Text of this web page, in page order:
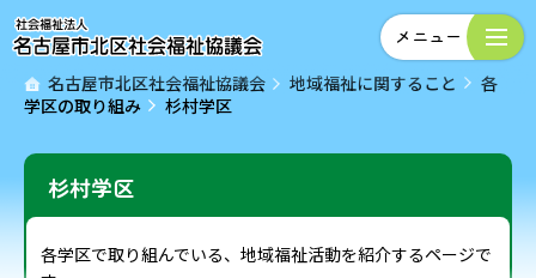
名古屋市北区社会福祉協議会 地域福祉に関すること
各
学区の取り組み
杉村学区
杉村学区
各学区で取り組んでいる、地域福祉活動を紹介するページで